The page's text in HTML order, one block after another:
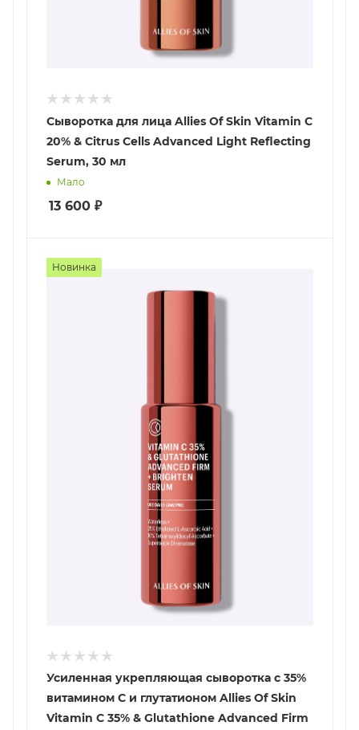
Сыворотка для лица Allies Of Skin Vitamin C
20% & Citrus Cells Advanced Light Reflecting
Serum, 30 мл
Мало
13 600 ₽
Новинка
Усиленная укрепляющая сыворотка с 35%
витамином С и глутатионом Allies Of Skin
Vitamin C 35% & Glutathione Advanced Firm